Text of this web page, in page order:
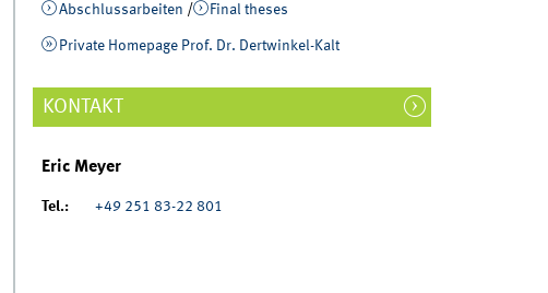
Abschlussarbeiten / Final theses
Private Homepage Prof. Dr. Dertwinkel-Kalt
KONTAKT
Eric Meyer
Tel.: +49 251 83-22 801